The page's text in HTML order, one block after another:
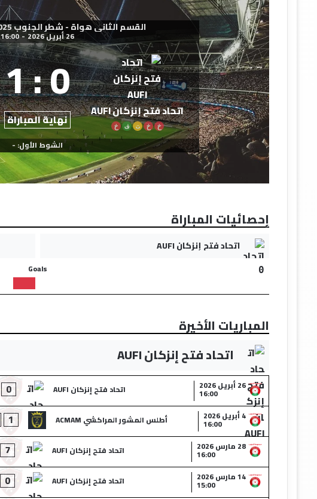
القسم الثاني هواة - شطر الجنوب 2025-2026
26 أبريل 2026 -
16:00
اتحاد فتح إنزكان AUFI
خ خ ت ف خ
0
:
1
نهاية المباراة
الشوط الأول: -
إحصائيات المباراة
اتحاد فتح إنزكان AUFI
0
Goals
المباريات الأخيرة
اتحاد فتح إنزكان AUFI
26 أبريل 2026
16:00 اتحاد فتح إنزكان AUFI 0
4 أبريل 2026
16:00 أطلس المشور المراكشي ACMAM 1
28 مارس 2026
16:00 اتحاد فتح إنزكان AUFI 7
14 مارس 2026
15:00 اتحاد فتح إنزكان AUFI 0